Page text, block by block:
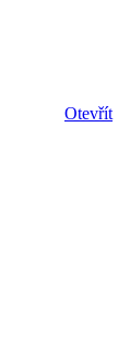
Otevřít